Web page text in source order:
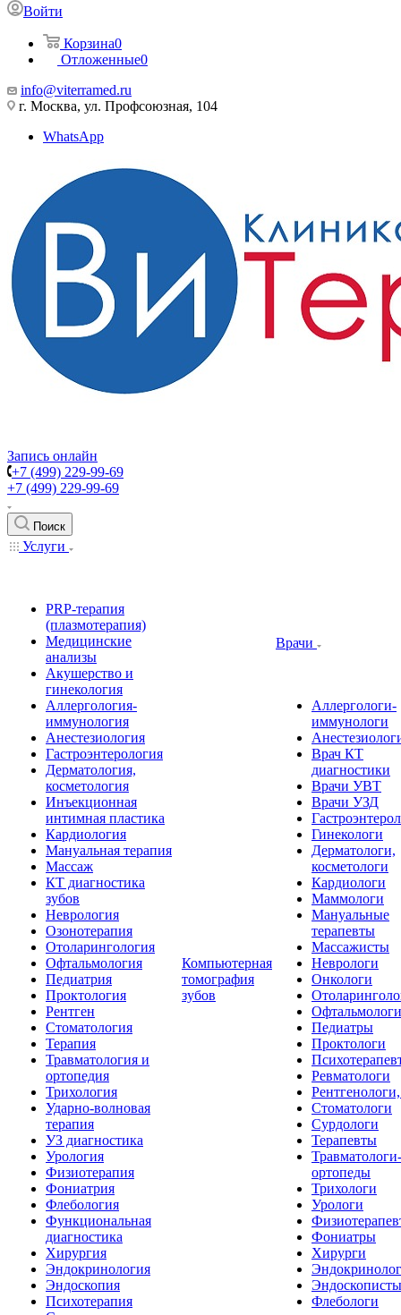
Войти
Корзина0
Отложенные0
info@viterramed.ru
г. Москва, ул. Профсоюзная, 104
WhatsApp
Запись онлайн
+7 (499) 229-99-69
+7 (499) 229-99-69
Поиск
Услуги
PRP-терапия
(плазмотерапия)
Медицинские
анализы
Акушерство и
гинекология
Аллергология-
иммунология
Анестезиология
Гастроэнтерология
Дерматология,
косметология
Инъекционная
интимная пластика
Кардиология
Мануальная терапия
Массаж
КТ диагностика
зубов
Неврология
Озонотерапия
Отоларингология
Офтальмология
Педиатрия
Проктология
Рентген
Стоматология
Терапия
Травматология и
ортопедия
Трихология
Ударно-волновая
терапия
УЗ диагностика
Урология
Физиотерапия
Фониатрия
Флебология
Функциональная
диагностика
Хирургия
Эндокринология
Эндоскопия
Психотерапия
Компьютерная
томография
зубов
Врачи
Аллергологи-
иммунологи
Врач КТ
диагностики
Врачи УВТ
Врачи УЗД
Гинекологи
Дерматологи,
косметологи
Кардиологи
Маммологи
Мануальные
терапевты
Массажисты
Неврологи
Онкологи
Офтальмологи
Педиатры
Проктологи
Ревматологи
Стоматологи
Сурдологи
Терапевты
Травматологи-
ортопеды
Трихологи
Урологи
Фониатры
Хирурги
Эндоскописты
Флебологи